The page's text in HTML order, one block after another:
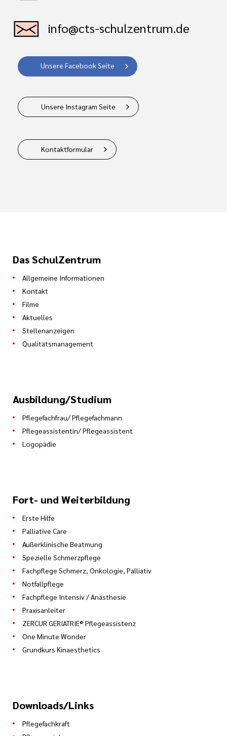
info@cts-schulzentrum.de
Unsere Facebook Seite
Unsere Instagram Seite
Kontaktformular
Das SchulZentrum
Allgemeine Informationen
Kontakt
Filme
Aktuelles
Stellenanzeigen
Qualitätsmanagement
Ausbildung/Studium
Pflegefachfrau/ Pflegefachmann
Pflegeassistentin/ Pflegeassistent
Logopädie
Fort- und Weiterbildung
Erste Hilfe
Palliative Care
Außerklinische Beatmung
Spezielle Schmerzpflege
Fachpflege Schmerz, Onkologie, Palliativ
Notfallpflege
Fachpflege Intensiv / Anästhesie
Praxisanleiter
ZERCUR GERIATRIE® Pflegeassistenz
One Minute Wonder
Grundkurs Kinaesthetics
Downloads/Links
Pflegefachkraft